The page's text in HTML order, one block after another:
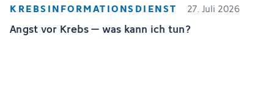
KREBSINFORMATIONSDIENST 27. Juli 2026
Angst vor Krebs – was kann ich tun?